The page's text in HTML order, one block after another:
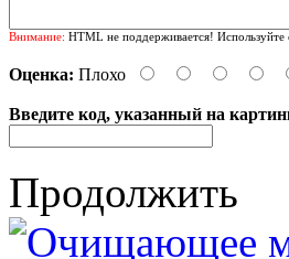
Внимание: HTML не поддерживается! Используйте
Оценка: Плохо
Введите код, указанный на
Продолжить